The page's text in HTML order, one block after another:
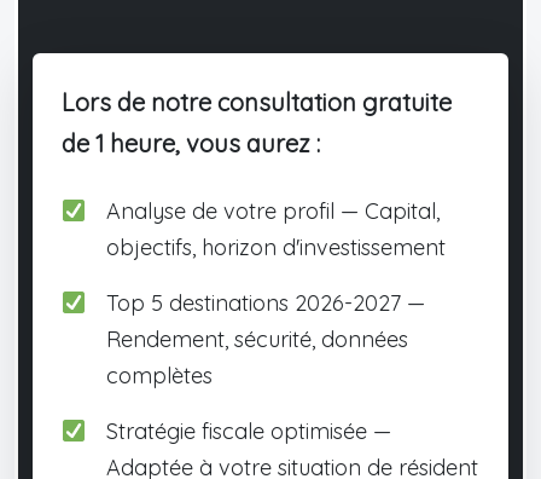
Lors de notre consultation gratuite
de 1 heure, vous aurez :
Analyse de votre profil — Capital,
objectifs, horizon d'investissement
Top 5 destinations 2026-2027 —
Rendement, sécurité, données
complètes
Stratégie fiscale optimisée —
Adaptée à votre situation de résident